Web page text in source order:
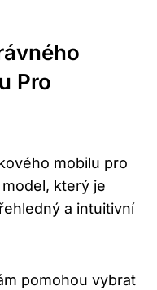
Pro
mobilu pro
který je
a intuitivní
pomohou vybrat